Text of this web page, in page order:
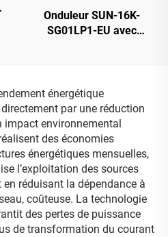
Onduleur SUN-16K-
SG01LP1-EU avec
VA, garantie de 5 ans
énergétique
par une réduction
impact environnemental
des économies
énergétiques mensuelles,
l’exploitation des sources
en réduisant la dépendance à
coûteuse. La technologie
des pertes de puissance
de transformation du courant